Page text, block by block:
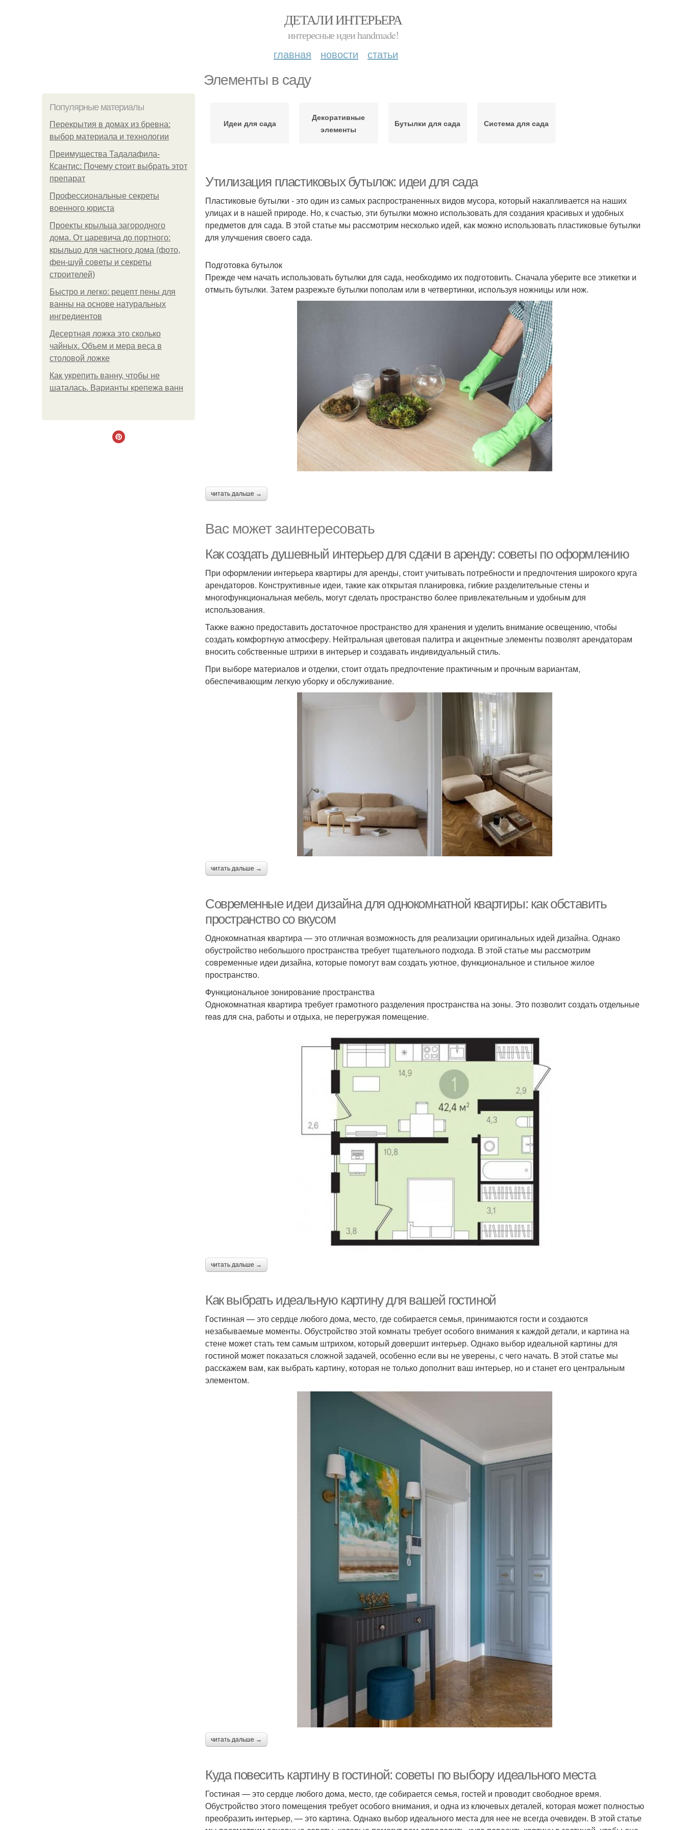
ДЕТАЛИ ИНТЕРЬЕРА
интересные идеи handmade!
главная новости статьи
Элементы в саду
Популярные материалы
Перекрытия в домах из бревна:
выбор материала и технологии
Преимущества Тадалафила-
Ксантис: Почему стоит выбрать этот
препарат
Профессиональные секреты
военного юриста
Проекты крыльца загородного
дома. От царевича до портного:
крыльцо для частного дома (фото,
фен-шуй советы и секреты
строителей)
Быстро и легко: рецепт пены для
ванны на основе натуральных
ингредиентов
Десертная ложка это сколько
чайных. Объем и мера веса в
столовой ложке
Как укрепить ванну, чтобы не
шаталась. Варианты крепежа ванн
Идеи для сада
Декоративные
элементы
Бутылки для сада Система для сада
Утилизация пластиковых бутылок: идеи для сада
Пластиковые бутылки - это один из самых распространенных видов мусора, который накапливается на наших
улицах и в нашей природе. Но, к счастью, эти бутылки можно использовать для создания красивых и удобных
предметов для сада. В этой статье мы рассмотрим несколько идей, как можно использовать пластиковые бутылки
для улучшения своего сада.
Подготовка бутылок
Прежде чем начать использовать бутылки для сада, необходимо их подготовить. Сначала уберите все этикетки и
отмыть бутылки. Затем разрежьте бутылки пополам или в четвертинки, используя ножницы или нож.
читать дальше →
Вас может заинтересовать
Как создать душевный интерьер для сдачи в аренду: советы по оформлению
При оформлении интерьера квартиры для аренды, стоит учитывать потребности и предпочтения широкого круга
арендаторов. Конструктивные идеи, такие как открытая планировка, гибкие разделительные стены и
многофункциональная мебель, могут сделать пространство более привлекательным и удобным для
использования.
Также важно предоставить достаточное пространство для хранения и уделить внимание освещению, чтобы
создать комфортную атмосферу. Нейтральная цветовая палитра и акцентные элементы позволят арендаторам
вносить собственные штрихи в интерьер и создавать индивидуальный стиль.
При выборе материалов и отделки, стоит отдать предпочтение практичным и прочным вариантам,
обеспечивающим легкую уборку и обслуживание.
читать дальше →
Современные идеи дизайна для однокомнатной квартиры: как обставить
пространство со вкусом
Однокомнатная квартира — это отличная возможность для реализации оригинальных идей дизайна. Однако
обустройство небольшого пространства требует тщательного подхода. В этой статье мы рассмотрим
современные идеи дизайна, которые помогут вам создать уютное, функциональное и стильное жилое
пространство.
Функциональное зонирование пространства
Однокомнатная квартира требует грамотного разделения пространства на зоны. Это позволит создать отдельные
reas для сна, работы и отдыха, не перегружая помещение.
читать дальше →
Как выбрать идеальную картину для вашей гостиной
Гостинная — это сердце любого дома, место, где собирается семья, принимаются гости и создаются
незабываемые моменты. Обустройство этой комнаты требует особого внимания к каждой детали, и картина на
стене может стать тем самым штрихом, который довершит интерьер. Однако выбор идеальной картины для
гостиной может показаться сложной задачей, особенно если вы не уверены, с чего начать. В этой статье мы
расскажем вам, как выбрать картину, которая не только дополнит ваш интерьер, но и станет его центральным
элементом.
читать дальше →
Куда повесить картину в гостиной: советы по выбору идеального места
Гостиная — это сердце любого дома, место, где собирается семья, гостей и проводит свободное время.
Обустройство этого помещения требует особого внимания, и одна из ключевых деталей, которая может полностью
преобразить интерьер, — это картина. Однако выбор идеального места для нее не всегда очевиден. В этой статье